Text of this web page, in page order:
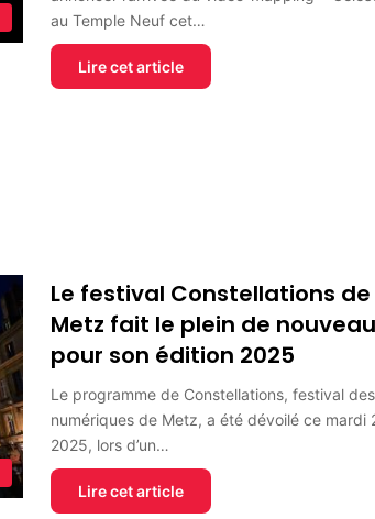
au Temple Neuf cet…
Lire cet article
Le festival Constellations de
Metz fait le plein de
pour son édition 2025
Le programme de Constellations, festival
numériques de Metz, a été dévoilé ce mardi
2025, lors d’un…
Lire cet article